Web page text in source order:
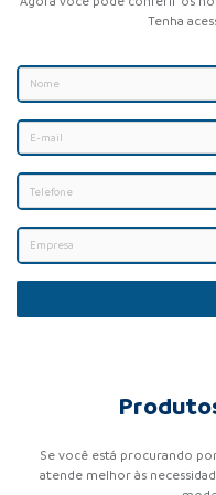
Tenha
Se você está procurando
atende melhor às